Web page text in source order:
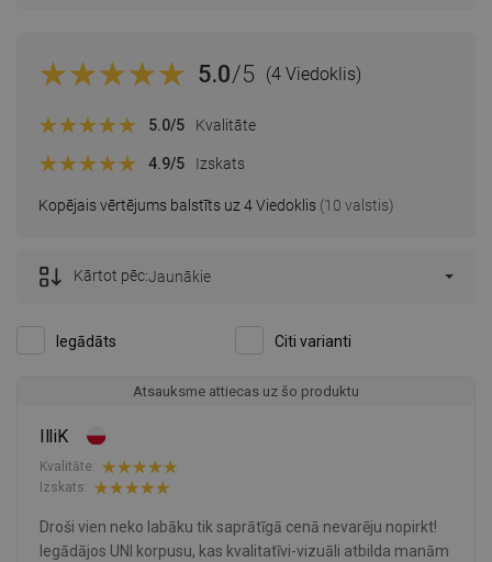
5.0/5 (4 Viedoklis)
Kopējais vērtējums balstīts uz 4 Viedoklis (10 valstis)
5.0/5 Kvalitāte
4.9/5 Izskats
Iegādāts Citi varianti
Kārtot pēc:Jaunākie
Atsauksme attiecas uz šo produktu
IlliK
Kvalitāte:
Izskats:
Droši vien neko labāku tik saprātīgā cenā nevarēju nopirkt!
Iegādājos UNI korpusu, kas kvalitatīvi-vizuāli atbilda manām